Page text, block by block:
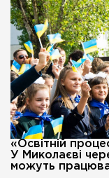
«Освітній
У Миколаєві
можуть